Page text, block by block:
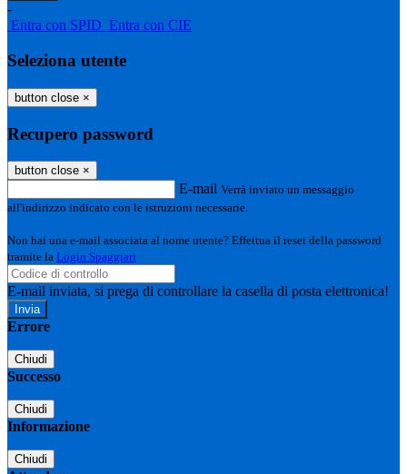
-
Entra con SPID Entra con CIE
Seleziona utente
button close ×
Recupero password
button close ×
E-mail Verrà inviato un messaggio
all'indirizzo indicato con le istruzioni necessarie.
Non hai una e-mail associata al nome utente? Effettua il reset della password
tramite la Login Spaggiari
E-mail inviata, si prega di controllare la casella di posta elettronica!
Errore
Chiudi
Successo
Chiudi
Informazione
Chiudi